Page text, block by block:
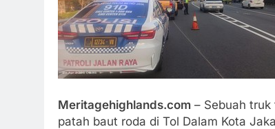
Meritagehighlands.com – Sebuah
patah baut roda di Tol Dalam Kota